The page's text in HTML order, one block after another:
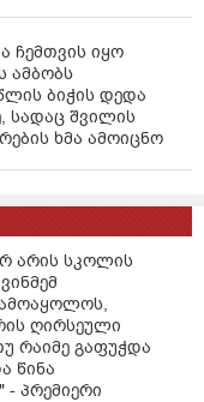
ჩემთვის იყო
ამბობს
ბიჭის დედა
სადაც შვილის
ხმა ამოიცნო
არის სკოლის
ღირსეული
რაიმე გაფუჭდა
წინა
- პრემიერი